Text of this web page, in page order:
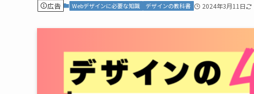
広告 Webデザインに必要な知識 デザインの教科書 2024年3月11日